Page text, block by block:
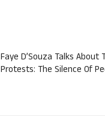
Faye D’Souza Talks About
Protests: The Silence Of